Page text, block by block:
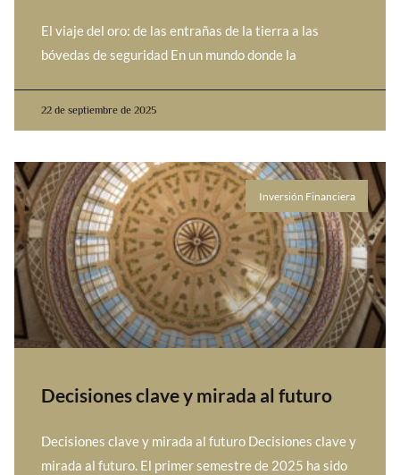
El viaje del oro: de las entrañas de la tierra a las
bóvedas de seguridad En un mundo donde la
22 de septiembre de 2025
Inversión Financiera
Decisiones clave y mirada al futuro
Decisiones clave y mirada al futuro Decisiones clave y
mirada al futuro. El primer semestre de 2025 ha sido